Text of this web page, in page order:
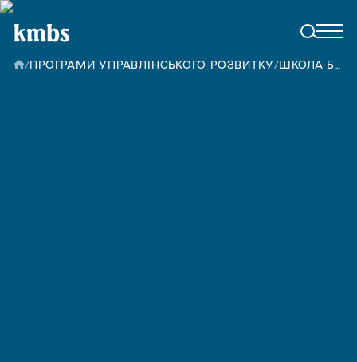
/ПРОГРАМИ УПРАВЛІНСЬКОГО РОЗВИТКУ/ ШКОЛА БРЕНД-МЕНЕДЖМЕНТУ